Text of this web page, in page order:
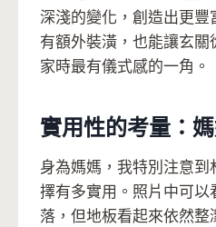
深淺的變化，創造出更豐
有額外裝潢，也能讓玄關
家時最有儀式感的一角。
實用性的考量：
身為媽媽，我特別注意
擇有多實用。照片中可
落，但地板看起來依然整